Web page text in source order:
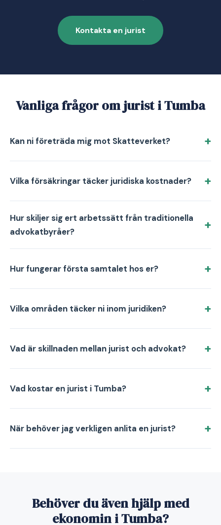
Kontakta en jurist
Vanliga frågor om jurist i Tumba
Kan ni företräda mig mot Skatteverket?
Vilka försäkringar täcker juridiska kostnader?
Hur skiljer sig ert arbetssätt från traditionella
advokatbyråer?
Hur fungerar första samtalet hos er?
Vilka områden täcker ni inom juridiken?
Vad är skillnaden mellan jurist och advokat?
Vad kostar en jurist i Tumba?
När behöver jag verkligen anlita en jurist?
Behöver du även hjälp med
ekonomin i Tumba?